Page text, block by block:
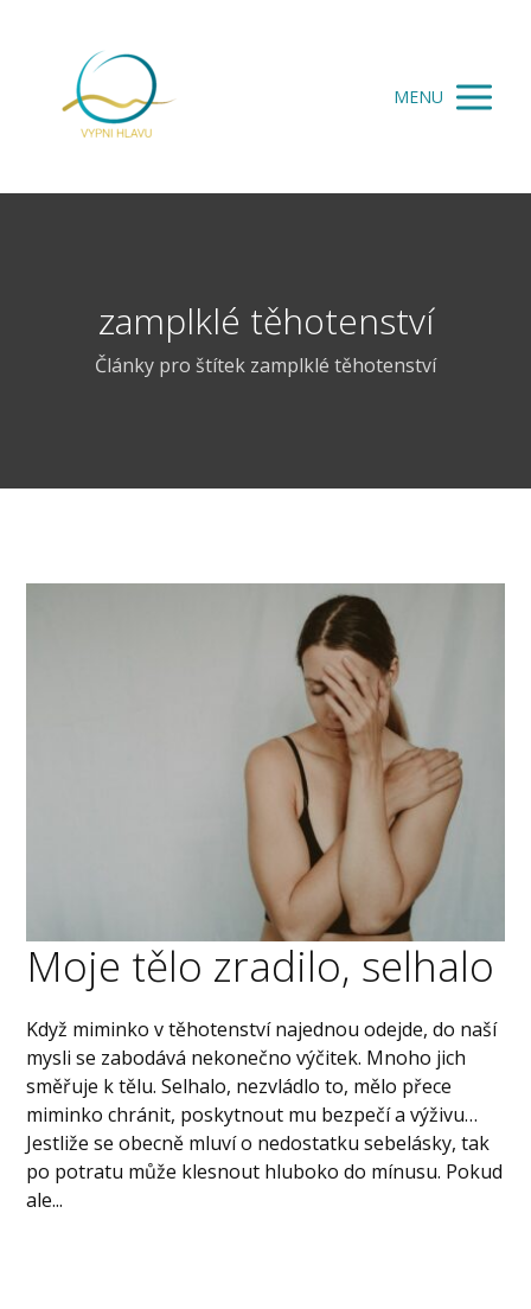
MENU
zamplklé těhotenství
Články pro štítek zamplklé těhotenství
Moje tělo zradilo, selhalo
Když miminko v těhotenství najednou odejde, do naší
mysli se zabodává nekonečno výčitek. Mnoho jich
směřuje k tělu. Selhalo, nezvládlo to, mělo přece
miminko chránit, poskytnout mu bezpečí a výživu…
Jestliže se obecně mluví o nedostatku sebelásky, tak
po potratu může klesnout hluboko do mínusu. Pokud
ale...